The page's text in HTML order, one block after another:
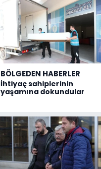
BÖLGEDEN HABERLER
İhtiyaç sahiplerinin
yaşamına dokundular